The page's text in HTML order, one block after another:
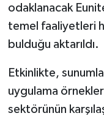
odaklanacak
temel faaliyetleri
bulduğu aktarıldı.
Etkinlikte,
uygulama
sektörünün